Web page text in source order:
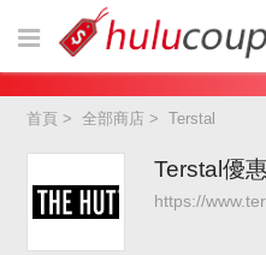
首頁 >全部商店 >Terstal
Terstal優
https://